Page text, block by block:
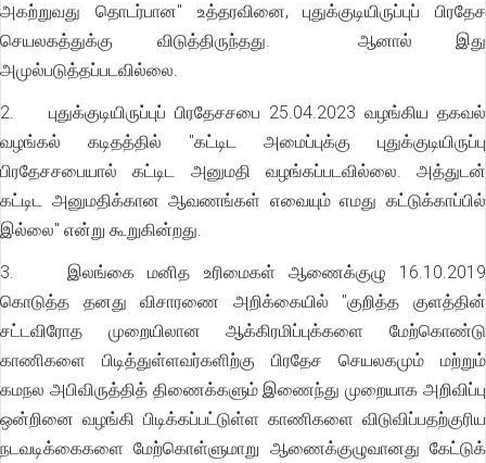
அகற்றுவது தொடர்பான" உத்தரவினை, புதுக்குடியிருப்புப் பிரதேச
செயலகத்துக்கு விடுத்திருந்தது. ஆனால் இது
அமுல்படுத்தப்படவில்லை.
2. புதுக்குடியிருப்புப் பிரதேசசபை 25.04.2023 வழங்கிய தகவல்
வழங்கல் கடிதத்தில் "கட்டிட அமைப்புக்கு புதுக்குடியிருப்பு
பிரதேசசபையால் கட்டிட அனுமதி வழங்கப்படவில்லை. அத்துடன்
கட்டிட அனுமதிக்கான ஆவணங்கள் எவையும் எமது கட்டுக்காப்பில்
இல்லை" என்று கூறுகின்றது.
3. இலங்கை மனித உரிமைகள் ஆணைக்குழு 16.10.2019
கொடுத்த தனது விசாரணை அறிக்கையில் "குறித்த குளத்தின்
சட்டவிரோத முறையிலான ஆக்கிரமிப்புக்களை மேற்கொண்டு
காணிகளை பிடித்துள்ளவர்களிற்கு பிரதேச செயலகமும் மற்றும்
கமநல அபிவிருத்தித் திணைக்களும் இணைந்து முறையாக அறிவிப்பு
ஒன்றினை வழங்கி பிடிக்கப்பட்டுள்ள காணிகளை விடுவிப்பதற்குரிய
நடவடிக்கைகளை மேற்கொள்ளுமாறு ஆணைக்குழுவானது கேட்டுக்